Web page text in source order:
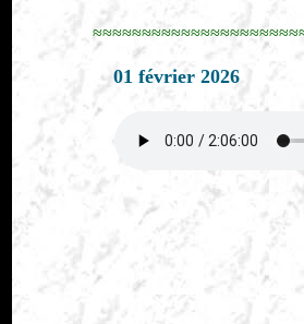
01 février 2026